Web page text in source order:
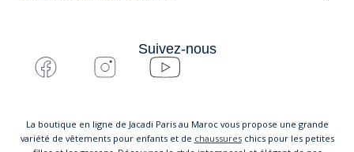
Suivez-nous
La boutique en ligne de Jacadi Paris au Maroc vous propose une grande
variété de vêtements pour enfants et de chaussureschics pour les petites